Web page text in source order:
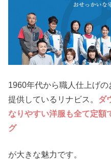
1960年代から職人仕上げ
提供しているリナビス。 ダ
なりやすい洋服も全て定額
グ
が大きな魅力です。